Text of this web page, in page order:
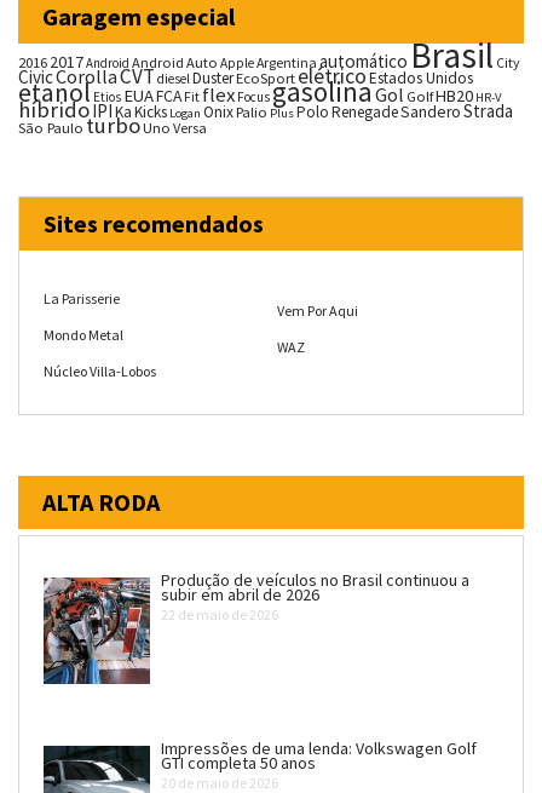
Garagem especial
20162017Android Android Auto AppleArgentina automáticoBrasil City
CivicCorollaCVTdieselDusterEcoSportelétricoEstados Unidos
etanol Etios EUAFCA Fit flex FocusgasolinaGol GolfHB20 HR-V
híbridoIPIKaKicks Logan OnixPalio PlusPoloRenegadeSanderoStrada
São Paulo turboUno Versa
Sites recomendados
La Parisserie
Mondo Metal
Núcleo Villa-Lobos
Vem Por Aqui
WAZ
ALTA RODA
Produção de veículos no Brasil continuou a
subir em abril de 2026
22 de maio de 2026
Impressões de uma lenda: Volkswagen Golf
GTI completa 50 anos
20 de maio de 2026